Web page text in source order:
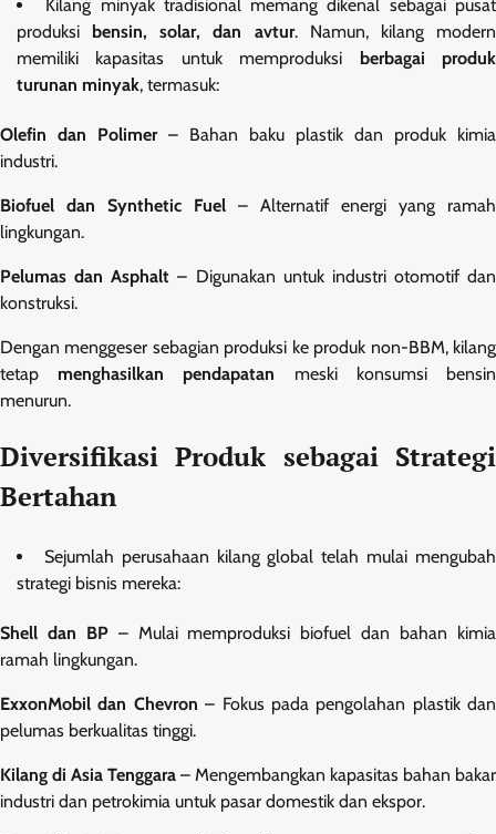
Kilang minyak tradisional memang dikenal sebagai pusat
produksi bensin, solar, dan avtur. Namun, kilang modern
memiliki kapasitas untuk memproduksi
berbagai produk
turunan minyak, termasuk:
Olefin dan Polimer– Bahan baku plastik dan produk kimia
industri.
Biofuel dan Synthetic Fuel – Alternatif energi yang ramah
lingkungan.
Pelumas dan Asphalt – Digunakan untuk industri otomotif dan
konstruksi.
Dengan menggeser sebagian produksi ke produk non-BBM, kilang
tetap menghasilkan pendapatan meski konsumsi bensin
menurun.
Diversifikasi Produk sebagai Strategi
Bertahan
Sejumlah perusahaan kilang global telah mulai mengubah
strategi bisnis mereka:
Shell dan BP– Mulai memproduksi biofuel dan bahan kimia
ramah lingkungan.
ExxonMobil dan Chevron – Fokus pada pengolahan plastik dan
pelumas berkualitas tinggi.
Kilang di Asia Tenggara – Mengembangkan kapasitas bahan bakar
industri dan petrokimia untuk pasar domestik dan ekspor.